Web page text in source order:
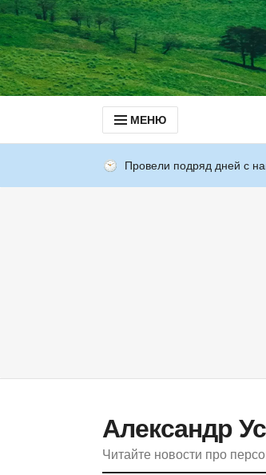
МЕНЮ
Провели подряд дней с
Александр
Читайте новости про